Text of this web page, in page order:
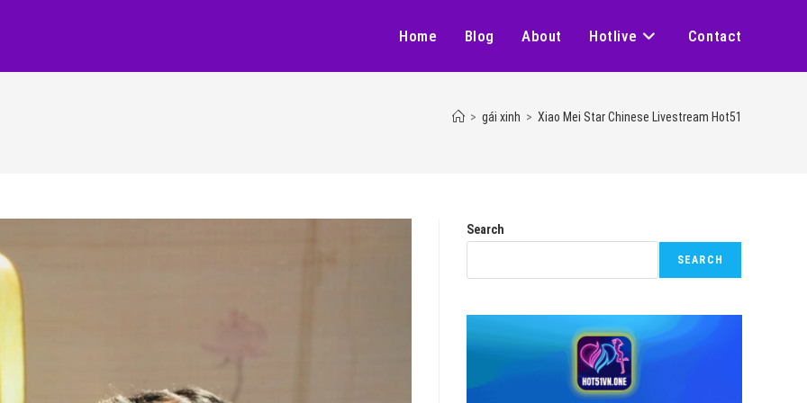
Home Blog About Hotlive Contact
> gái xinh > Xiao Mei Star Chinese Livestream Hot51
Search
SEARCH